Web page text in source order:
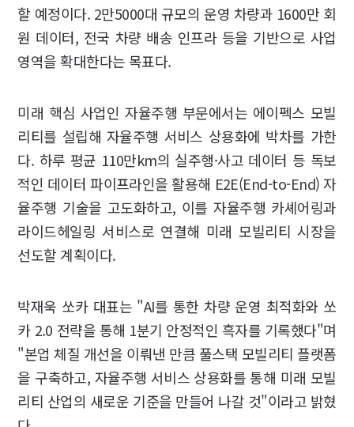
할 예정이다. 2만5000대 규모의 운영 차량과 1600만 회
원 데이터, 전국 차량 배송 인프라 등을 기반으로 사업
영역을 확대한다는 목표다.
미래 핵심 사업인 자율주행 부문에서는 에이펙스 모빌
리티를 설립해 자율주행 서비스 상용화에 박차를 가한
다. 하루 평균 110만km의 실주행·사고 데이터 등 독보
적인 데이터 파이프라인을 활용해 E2E(End-to-End) 자
율주행 기술을 고도화하고, 이를 자율주행 카셰어링과
라이드헤일링 서비스로 연결해 미래 모빌리티 시장을
선도할 계획이다.
박재욱 쏘카 대표는 "AI를 통한 차량 운영 최적화와 쏘
카 2.0 전략을 통해 1분기 안정적인 흑자를 기록했다"며
"본업 체질 개선을 이뤄낸 만큼 풀스택 모빌리티 플랫폼
을 구축하고, 자율주행 서비스 상용화를 통해 미래 모빌
리티 산업의 새로운 기준을 만들어 나갈 것"이라고 밝혔